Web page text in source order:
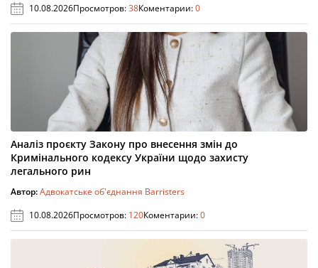
10.08.2026Просмотров:38Коментарии:0
Аналіз проєкту Закону про внесення змін до
Кримінального кодексу України щодо захисту
легального рин
Автор:Адвокатське об'єднання Barristers
10.08.2026Просмотров: 120Коментарии:0